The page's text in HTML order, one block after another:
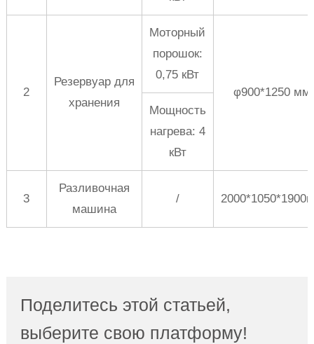
2
Резервуар для
хранения
Моторный
порошок:
0,75 кВт
φ900*1250 мм
Мощность
нагрева: 4
кВт
3
Разливочная
машина
/
Поделитесь этой статьей,
выберите свою платформу!